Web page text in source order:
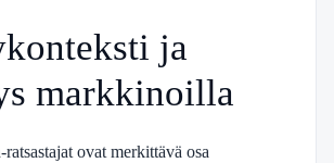
ja
markkinoilla
ovat merkittävä osa